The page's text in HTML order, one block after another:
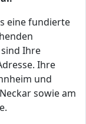
eine fundierte
Ihre
Ihre
und
sowie am